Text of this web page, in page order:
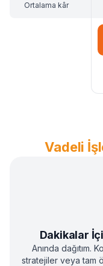
Ortalama kâr
Vadeli
Dakikalar
Anında dağıtım.
stratejiler veya tam